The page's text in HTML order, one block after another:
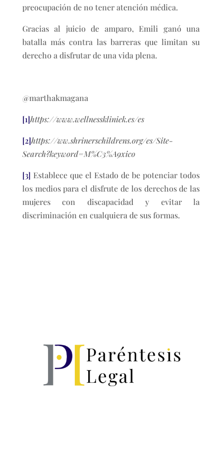
preocupación de no tener atención médica.
Gracias al juicio de amparo, Emili ganó una
batalla más contra las barreras que limitan su
derecho a disfrutar de una vida plena.
@marthakmagana
[1]https://www.wellnesskliniek.es/es
[2]https://ww.shrinerschildrens.org/es/Site-
Search?keyword=M%C3%A9xico
[3] Establece que el Estado de be potenciar todos
los medios para el disfrute de los derechos de las
mujeres con discapacidad y evitar la
discriminación en cualquiera de sus formas.